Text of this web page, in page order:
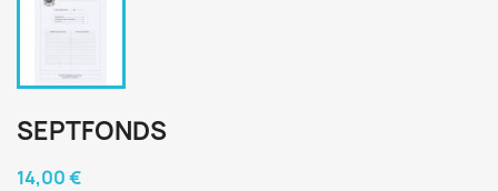
SEPTFONDS
14,00 €